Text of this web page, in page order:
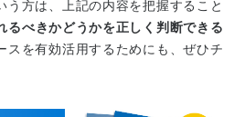
う方は、上記の内容を把握すること
るべきかどうかを正しく判断できる
スを有効活用するためにも、ぜひチ